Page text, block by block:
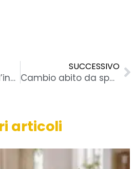
5 idee regalo per l’inaugurazione di un negozio
SUCCESSIVO
Cambio abito da sposa: stile e galateo per il ricevimento
articoli